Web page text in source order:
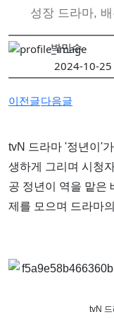
김보경, 서민정 2
성서 개인전 《
우창훈 개인전 《형
김인 개인전 《No
2026 경기도자비엔
성장 드라마,
박민수
2024-10-
이전글다음글
tvN 드라마 '정년이'
생하게 그리며 시청
공 정년이 역을 맡은
제를 모으며 드라마
tvN 드